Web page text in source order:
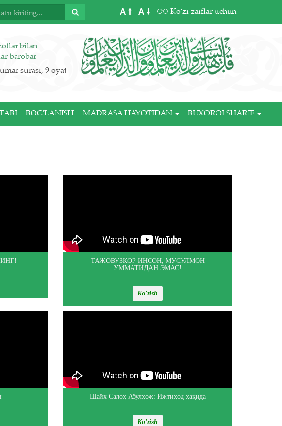
A A Ko‘zi zaiflar uchun
bilan
barobar
surasi, 9-oyat
BOG'LANISH MADRASA HAYOTIDAN BUXOROI SHARIF
ТАЖОВУЗКОР ИНСОН, МУСУЛМОН
УММАТИДАН ЭМАС!
Ko'rish
Шайх Салоҳ Абулҳож: Ижтиҳод ҳақида
Ko'rish